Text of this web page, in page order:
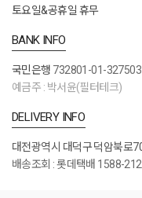
토요일&공휴일 휴무
BANK INFO
국민은행 732801-01-327503
예금주 : 박서윤(필터테크)
DELIVERY INFO
대전광역시 대덕구 덕암북로
배송조회 : 롯데택배 1588-